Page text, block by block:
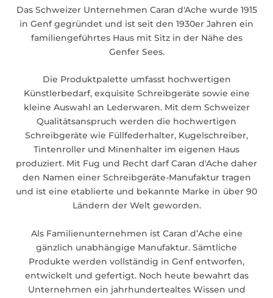
Das Schweizer Unternehmen Caran d'Ache wurde 1915
in Genf gegründet und ist seit den 1930er Jahren ein
familiengeführtes Haus mit Sitz in der Nähe des
Genfer Sees.
Die Produktpalette umfasst hochwertigen
Künstlerbedarf, exquisite Schreibgeräte sowie eine
kleine Auswahl an Lederwaren. Mit dem Schweizer
Qualitätsanspruch werden die hochwertigen
Schreibgeräte wie Füllfederhalter, Kugelschreiber,
Tintenroller und Minenhalter im eigenen Haus
produziert. Mit Fug und Recht darf Caran d'Ache daher
den Namen einer Schreibgeräte-Manufaktur tragen
und ist eine etablierte und bekannte Marke in über 90
Ländern der Welt geworden.
Als Familienunternehmen ist Caran d’Ache eine
gänzlich unabhängige Manufaktur. Sämtliche
Produkte werden vollständig in Genf entworfen,
entwickelt und gefertigt. Noch heute bewahrt das
Unternehmen ein jahrhundertealtes Wissen und